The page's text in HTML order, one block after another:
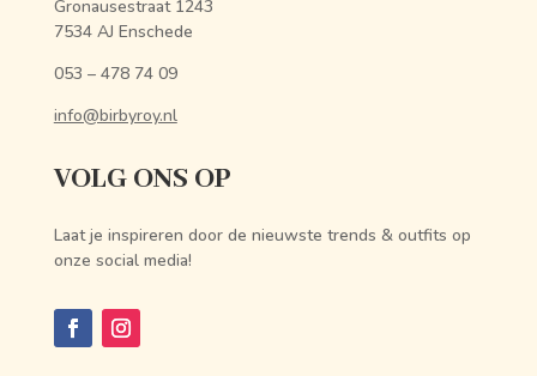
Gronausestraat 1243
7534 AJ Enschede
053 – 478 74 09
info@birbyroy.nl
VOLG ONS OP
Laat je inspireren door de nieuwste trends & outfits op
onze social media!